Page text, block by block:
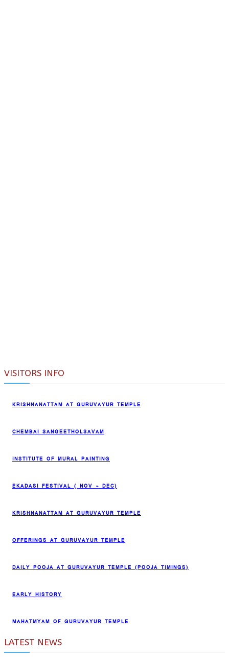
VISITORS INFO
KRISHNANATTAM AT GURUVAYUR TEMPLE
CHEMBAI SANGEETHOLSAVAM
INSTITUTE OF MURAL PAINTING
EKADASI FESTIVAL ( NOV – DEC)
KRISHNANATTAM AT GURUVAYUR TEMPLE
OFFERINGS AT GURUVAYUR TEMPLE
DAILY POOJA AT GURUVAYUR TEMPLE (POOJA TIMINGS)
EARLY HISTORY
MAHATMYAM OF GURUVAYUR TEMPLE
LATEST NEWS